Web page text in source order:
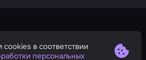
в соответствии
персональных